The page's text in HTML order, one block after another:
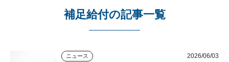
補足給付の記事一覧
ニュース 2026/06/03